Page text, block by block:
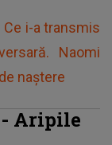
Ce i-a transmis
Naomi
naștere
Aripile